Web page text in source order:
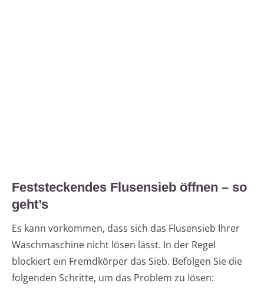
Feststeckendes Flusensieb öffnen – so
geht’s
Es kann vorkommen, dass sich das Flusensieb Ihrer
Waschmaschine nicht lösen lässt. In der Regel
blockiert ein Fremdkörper das Sieb. Befolgen Sie die
folgenden Schritte, um das Problem zu lösen: